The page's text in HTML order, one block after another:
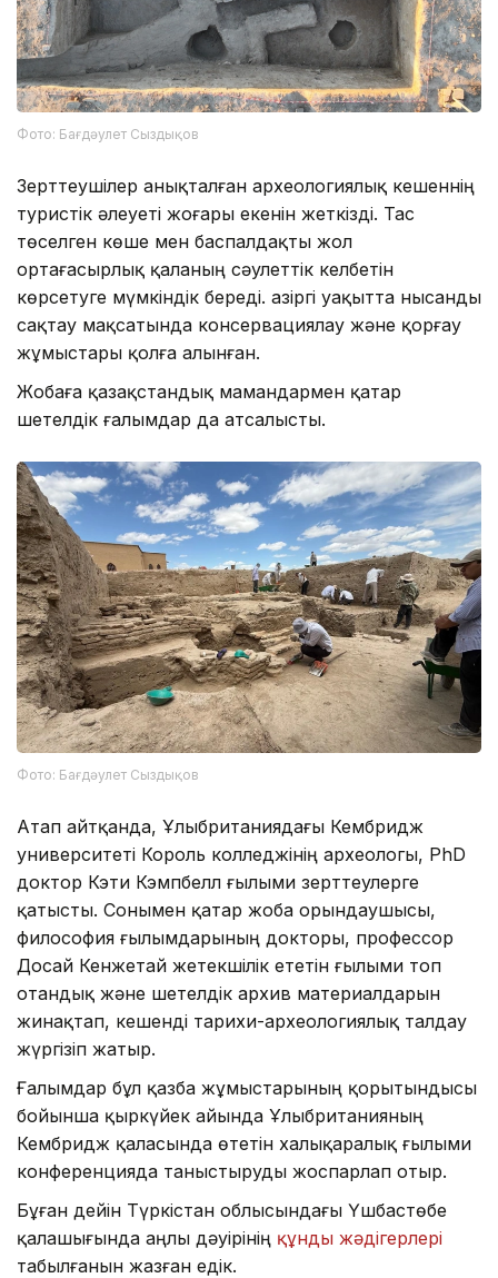
Фото: Бағдәулет Сыздықов
Зерттеушілер анықталған археологиялық кешеннің
туристік әлеуеті жоғары екенін жеткізді. Тас
төселген көше мен баспалдақты жол
ортағасырлық қаланың сәулеттік келбетін
көрсетуге мүмкіндік береді. Қазіргі уақытта нысанды
сақтау мақсатында консервациялау және қорғау
жұмыстары қолға алынған.
Жобаға қазақстандық мамандармен қатар
шетелдік ғалымдар да атсалысты.
Фото: Бағдәулет Сыздықов
Атап айтқанда, Ұлыбританиядағы Кембридж
университеті Король колледжінің археологы, PhD
доктор Кэти Кэмпбелл ғылыми зерттеулерге
қатысты. Сонымен қатар жоба орындаушысы,
философия ғылымдарының докторы, профессор
Досай Кенжетай жетекшілік ететін ғылыми топ
отандық және шетелдік архив материалдарын
жинақтап, кешенді тарихи-археологиялық талдау
жүргізіп жатыр.
Ғалымдар бұл қазба жұмыстарының қорытындысы
бойынша қыркүйек айында Ұлыбританияның
Кембридж қаласында өтетін халықаралық ғылыми
конференцияда таныстыруды жоспарлап отыр.
Бұған дейін Түркістан облысындағы Үшбастөбе
қалашығында Қаңлы дәуірінің құнды жәдігерлері
табылғанын жазған едік.